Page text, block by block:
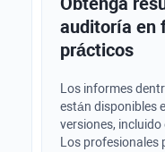
auditoría en
prácticos
Los informes
están disponibles
versiones,
Los profesionales